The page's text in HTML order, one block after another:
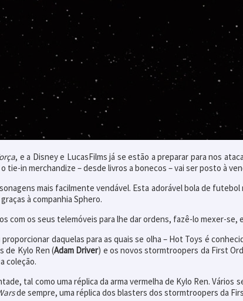
, e a Disney e LucasFilms já se estão a preparar para nos
in merchandize – desde livros a bonecos – vai ser posto à
mais facilmente vendável. Esta adorável bola de
à companhia Sphero.
com os seus telemóveis para lhe dar ordens, fazê-lo mexer-
daquelas para as quais se olha – Hot Toys é
de Kylo Ren (Adam Driver) e os novos stormtroopers da First
coleção.
tal como uma réplica da arma vermelha de Kylo Ren.
de sempre, uma réplica dos blasters dos stormtroopers da